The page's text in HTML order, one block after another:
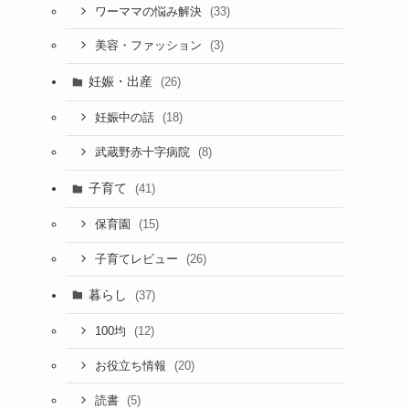
ワーママの悩み解決 (33)
美容・ファッション (3)
妊娠・出産 (26)
妊娠中の話 (18)
武蔵野赤十字病院 (8)
子育て (41)
保育園 (15)
子育てレビュー (26)
暮らし (37)
100均 (12)
お役立ち情報 (20)
読書 (5)